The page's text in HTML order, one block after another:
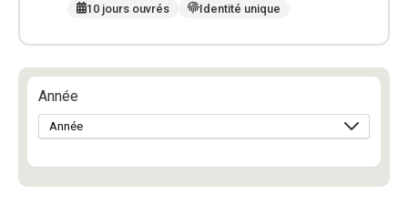
10 jours ouvrés
Identité unique
Année